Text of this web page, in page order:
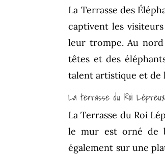
La Terrasse des
captivent les
leur trompe. Au nord
têtes et des
talent artistique et de
La terrasse du Roi Lépreux
La Terrasse du Roi
le mur est orné de
également sur une